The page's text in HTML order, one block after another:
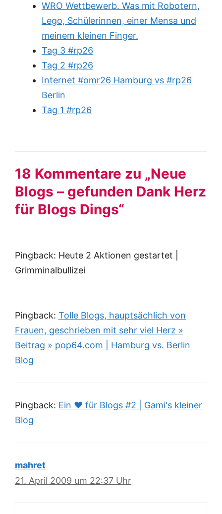
WRO Wettbewerb. Was mit Robotern,
Lego, Schülerinnen, einer Mensa und
meinem kleinen Finger.
Tag 3 #rp26
Tag 2 #rp26
Internet #omr26 Hamburg vs #rp26
Berlin
Tag 1 #rp26
18 Kommentare zu „Neue
Blogs – gefunden Dank Herz
für Blogs Dings“
Pingback: Heute 2 Aktionen gestartet |
Grimminalbullizei
Pingback: Tolle Blogs, hauptsächlich von
Frauen, geschrieben mit sehr viel Herz »
Beitrag » pop64.com | Hamburg vs. Berlin
Blog
Pingback: Ein ♥ für Blogs #2 | Gami's kleiner
Blog
mahret
21. April 2009 um 22:37 Uhr